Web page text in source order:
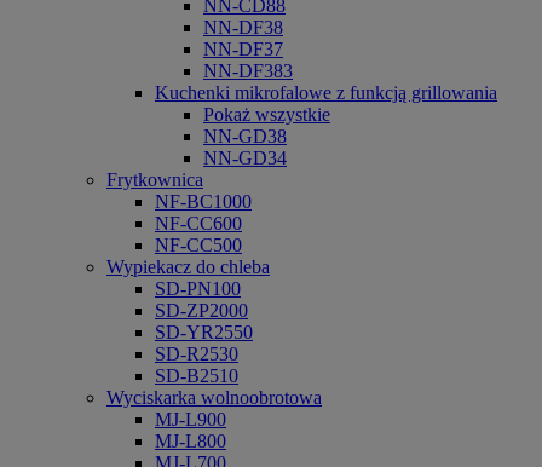
NN-CD88
NN-DF38
NN-DF37
NN-DF383
Kuchenki mikrofalowe z funkcją grillowania
Pokaż wszystkie
NN-GD38
NN-GD34
Frytkownica
NF-BC1000
NF-CC600
NF-CC500
Wypiekacz do chleba
SD-PN100
SD-ZP2000
SD-YR2550
SD-R2530
SD-B2510
Wyciskarka wolnoobrotowa
MJ-L900
MJ-L800
MJ-L700